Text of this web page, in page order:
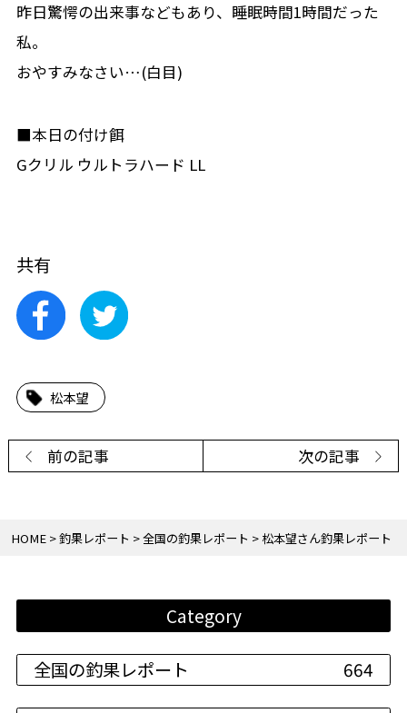
Category
全国の釣果レポート 664
HOME 釣果レポート 全国の釣果レポート 松本望さん釣果レポート
昨日驚愕の出来事などもあり、睡眠時間1時間だった
私。
おやすみなさい…(白目)
■本日の付け餌
Gクリル ウルトラハード LL
共有
松本望
前の記事 次の記事